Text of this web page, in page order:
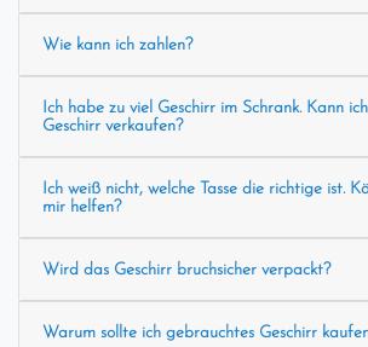
Wie kann ich zahlen?
Ich habe zu viel Geschirr im Schrank. Kann
Geschirr verkaufen?
Ich weiß nicht, welche Tasse die richtige ist.
mir helfen?
Wird das Geschirr bruchsicher verpackt?
Warum sollte ich gebrauchtes Geschirr